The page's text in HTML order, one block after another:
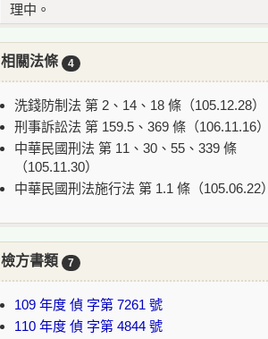
理中。
相關法條 4
洗錢防制法 第 2、14、18 條（105.12.28）
刑事訴訟法 第 159.5、369 條（106.11.16）
中華民國刑法 第 11、30、55、339 條
（105.11.30）
中華民國刑法施行法 第 1.1 條（105.06.22）
檢方書類 7
109 年度 偵 字第 7261 號
110 年度 偵 字第 4844 號